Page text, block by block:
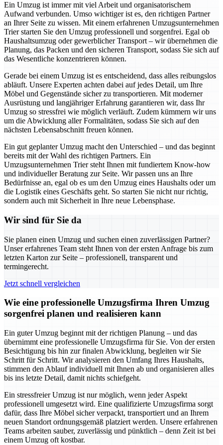
Ein Umzug ist immer mit viel Arbeit und organisatorischem
Aufwand verbunden. Umso wichtiger ist es, den richtigen Partner
an Ihrer Seite zu wissen. Mit einem erfahrenen Umzugsunternehmen
Trier starten Sie den Umzug professionell und sorgenfrei. Egal ob
Haushaltsumzug oder gewerblicher Transport – wir übernehmen die
Planung, das Packen und den sicheren Transport, sodass Sie sich auf
das Wesentliche konzentrieren können.
Gerade bei einem Umzug ist es entscheidend, dass alles reibungslos
abläuft. Unsere Experten achten dabei auf jedes Detail, um Ihre
Möbel und Gegenstände sicher zu transportieren. Mit moderner
Ausrüstung und langjähriger Erfahrung garantieren wir, dass Ihr
Umzug so stressfrei wie möglich verläuft. Zudem kümmern wir uns
um die Abwicklung aller Formalitäten, sodass Sie sich auf den
nächsten Lebensabschnitt freuen können.
Ein gut geplanter Umzug macht den Unterschied – und das beginnt
bereits mit der Wahl des richtigen Partners. Ein
Umzugsunternehmen Trier steht Ihnen mit fundiertem Know-how
und individueller Beratung zur Seite. Wir passen uns an Ihre
Bedürfnisse an, egal ob es um den Umzug eines Haushalts oder um
die Logistik eines Geschäfts geht. So starten Sie nicht nur richtig,
sondern auch mit Sicherheit in Ihre neue Lebensphase.
Wir sind für Sie da
Sie planen einen Umzug und suchen einen zuverlässigen Partner?
Unser erfahrenes Team steht Ihnen von der ersten Anfrage bis zum
letzten Karton zur Seite – professionell, transparent und
termingerecht.
Jetzt schnell vergleichen
Wie eine professionelle Umzugsfirma Ihren Umzug
sorgenfrei planen und realisieren kann
Ein guter Umzug beginnt mit der richtigen Planung – und das
übernimmt eine professionelle Umzugsfirma für Sie. Von der ersten
Besichtigung bis hin zur finalen Abwicklung, begleiten wir Sie
Schritt für Schritt. Wir analysieren den Umfang Ihres Haushalts,
stimmen den Ablauf individuell mit Ihnen ab und organisieren alles
bis ins letzte Detail, damit nichts schiefgeht.
Ein stressfreier Umzug ist nur möglich, wenn jeder Aspekt
professionell umgesetzt wird. Eine qualifizierte Umzugsfirma sorgt
dafür, dass Ihre Möbel sicher verpackt, transportiert und an Ihrem
neuen Standort ordnungsgemäß platziert werden. Unsere erfahrenen
Teams arbeiten sauber, zuverlässig und pünktlich – denn Zeit ist bei
einem Umzug oft kostbar.